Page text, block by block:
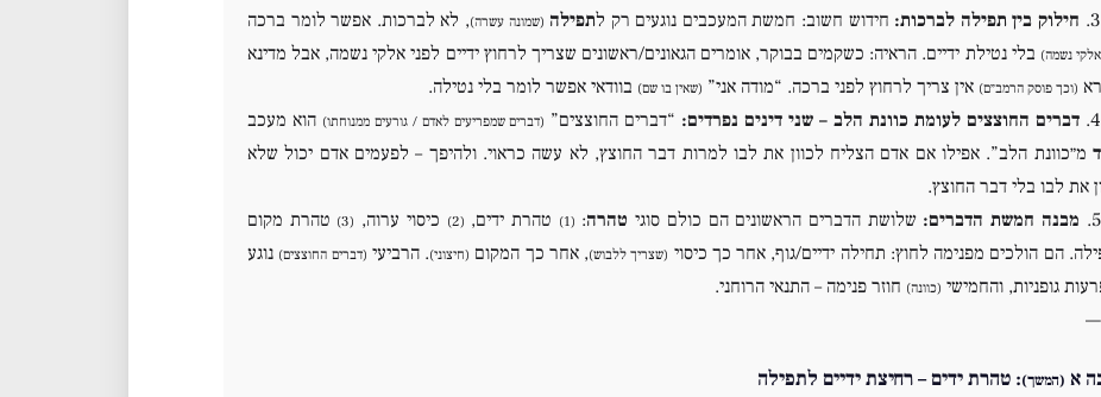
3. חילוק בין תפילה לברכות: חידוש חשוב: חמשת המעכבים נוגעים רק לתפילה (שמונה עשרה), לא לברכות. אפשר לומר ברכה
נשמה) בלי נטילת ידיים. הראיה: כשקמים בבוקר, אומרים הגאונים/ראשונים שצריך לרחוץ ידיים לפני אלקי נשמה, אבל מדינא
(וכך פוסק הרמב״ם) אין צריך לרחוץ לפני ברכה. “מודה אני” (שאין בו שם) בוודאי אפשר לומר בלי נטילה.
4. דברים החוצצים לעומת כוונת הלב – שני דינים נפרדים: “דברים החוצצים” (דברים שמפריעים לאדם / גורעים ממנוחתו) הוא מעכב
מ״כוונת הלב”. אפילו אם אדם הצליח לכוון את לבו למרות דבר החוצץ, לא עשה כראוי. ולהיפך – לפעמים אדם יכול שלא
את לבו בלי דבר החוצץ.
5. מבנה חמשת הדברים: שלושת הדברים הראשונים הם כולם סוגי טהרה:
(1) טהרת ידים, (2) כיסוי ערוה, (3)
טהרת מקום
הם הולכים מפנימה לחוץ: תחילה ידיים/גוף, אחר כך כיסוי (שצריך ללבוש), אחר כך המקום (חיצוני). הרביעי (דברים החוצצים) נוגע
גופניות, והחמישי (כוונה) חוזר פנימה – התנאי הרוחני.
—
א (המשך): טהרת ידים – רחיצת ידיים לתפילה